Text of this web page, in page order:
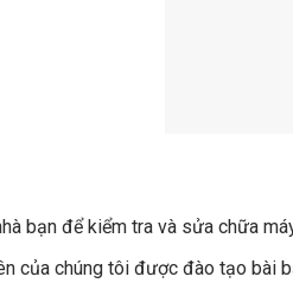
bạn để kiểm tra và sửa chữa
của chúng tôi được đào tạo bài